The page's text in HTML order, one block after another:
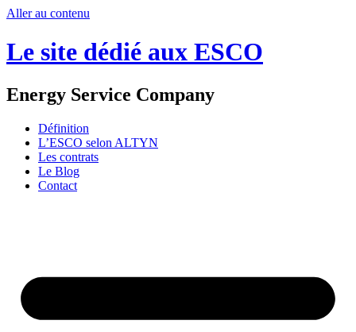
Aller au contenu
Le site dédié aux ESCO
Energy Service Company
Définition
L’ESCO selon ALTYN
Les contrats
Le Blog
Contact